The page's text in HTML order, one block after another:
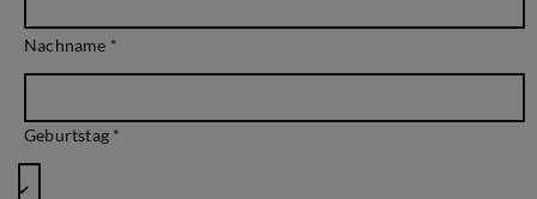
Nachname *
Geburtstag *